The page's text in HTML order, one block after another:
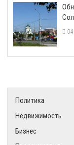
Политика
Недвижимость
Бизнес